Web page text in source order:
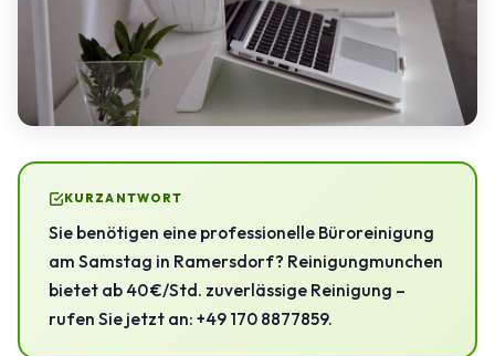
KURZANTWORT
Sie benötigen eine professionelle Büroreinigung
am Samstag in Ramersdorf? Reinigungmunchen
bietet ab 40 €/Std. zuverlässige Reinigung –
rufen Sie jetzt an: +49 170 8877859.